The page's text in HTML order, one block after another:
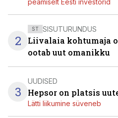
peamiselt Eesti investorid
2
ST SISUTURUNDUS
Liivalaia kohtumaja
ootab uut omanikku
3
UUDISED
Hepsor on platsis
Lätti liikumine süveneb